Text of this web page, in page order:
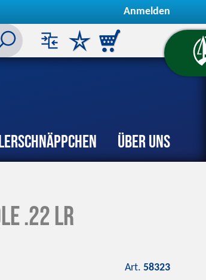
Anmelden
Schnäppchen Über uns
.22 lr
Art. 58323